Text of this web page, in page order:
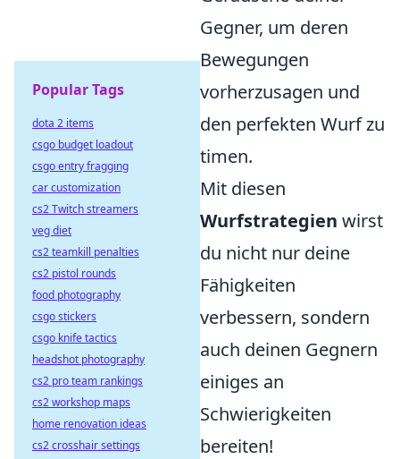
Gegner, um deren
Bewegungen
vorherzusagen und
den perfekten Wurf zu
timen.
Mit diesen
Wurfstrategien wirst
du nicht nur deine
Fähigkeiten
verbessern, sondern
auch deinen Gegnern
einiges an
Schwierigkeiten
bereiten!
Popular Tags
dota 2 items
csgo budget loadout
csgo entry fragging
car customization
cs2 Twitch streamers
veg diet
cs2 teamkill penalties
cs2 pistol rounds
food photography
csgo stickers
csgo knife tactics
headshot photography
cs2 pro team rankings
cs2 workshop maps
home renovation ideas
cs2 crosshair settings